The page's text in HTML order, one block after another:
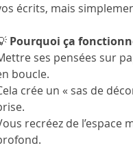
écrits, mais
Pourquoi ça
ses pensées sur
boucle.
crée un « sas de
recréez de